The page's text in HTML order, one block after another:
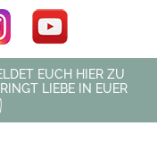
EUCH HIER ZU
LIEBE IN EUER